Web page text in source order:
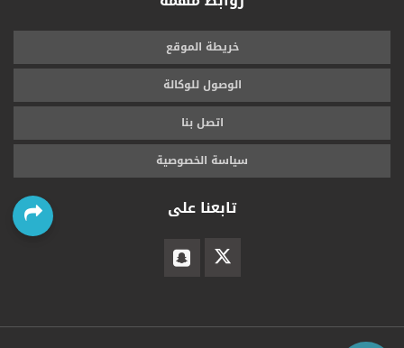
خريطة الموقع
الوصول للوكالة
اتصل بنا
سياسة الخصوصية
تابعنا على